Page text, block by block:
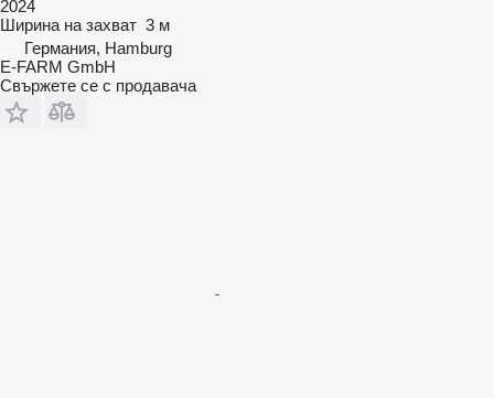
2024
Ширина на захват 3 м
Германия, Hamburg
E-FARM GmbH
Свържете се с продавача